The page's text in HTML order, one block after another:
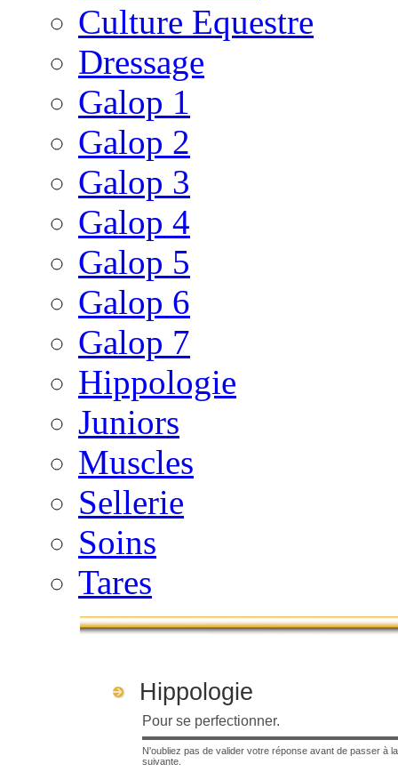
Culture Equestre
Dressage
Galop 1
Galop 2
Galop 3
Galop 4
Galop 5
Galop 6
Galop 7
Hippologie
Juniors
Muscles
Sellerie
Soins
Tares